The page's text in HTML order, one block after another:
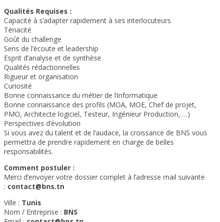
Qualités Requises :
Capacité à s’adapter rapidement à ses interlocuteurs
Ténacité
Goût du challenge
Sens de l’écoute et leadership
Esprit d’analyse et de synthèse
Qualités rédactionnelles
Rigueur et organisation
Curiosité
Bonne connaissance du métier de l’informatique
Bonne connaissance des profils (MOA, MOE, Chef de projet,
PMO, Architecte logiciel, Testeur, Ingénieur Production, …)
Perspectives d’évolution
Si vous avez du talent et de l’audace, la croissance de BNS vous
permettra de prendre rapidement en charge de belles
responsabilités.
Comment postuler :
Merci d’envoyer votre dossier complet à l’adresse mail suivante
: contact@bns.tn
Ville : Tunis
Nom / Entreprise : BNS